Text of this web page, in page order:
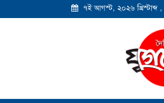
৭ই আগস্ট, ২০২৬ খ্রিস্টাব্দ ,